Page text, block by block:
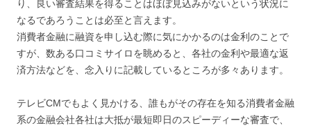
り、良い審査結果を得ることはほぼ見込みがないという状況に
なるであろうことは必至と言えます。
消費者金融に融資を申し込む際に気にかかるのは金利のことで
すが、数ある口コミサイロを眺めると、各社の金利や最適な返
済方法などを、念入りに記載しているところが多々あります。
テレビCMでもよく見かける、誰もがその存在を知る消費者金融
系の金融会社各社は大抵が最短即日のスピーディーな審査で、